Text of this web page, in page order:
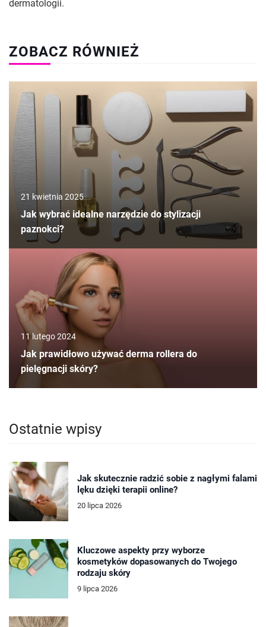
dermatologii.
ZOBACZ RÓWNIEŻ
21 kwietnia 2025
Jak wybrać idealne narzędzie do stylizacji
paznokci?
11 lutego 2024
Jak prawidłowo używać derma rollera do
pielęgnacji skóry?
Ostatnie wpisy
Jak skutecznie radzić sobie z nagłymi falami
lęku dzięki terapii online?
20 lipca 2026
Kluczowe aspekty przy wyborze
kosmetyków dopasowanych do Twojego
rodzaju skóry
9 lipca 2026